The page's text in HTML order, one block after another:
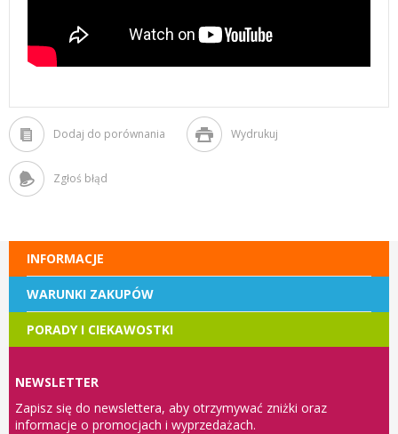
Dodaj do porównania Wydrukuj
Zgłoś błąd
INFORMACJE
WARUNKI ZAKUPÓW
PORADY I CIEKAWOSTKI
NEWSLETTER
Zapisz się do newslettera, aby otrzymywać zniżki oraz
informacje o promocjach i wyprzedażach.